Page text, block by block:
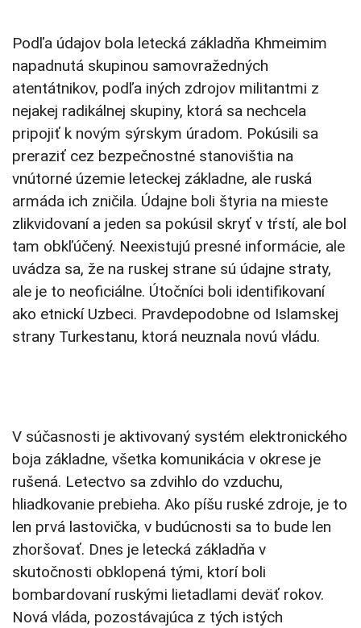
Podľa údajov bola letecká základňa Khmeimim
napadnutá skupinou samovražedných
atentátnikov, podľa iných zdrojov militantmi z
nejakej radikálnej skupiny, ktorá sa nechcela
pripojiť k novým sýrskym úradom. Pokúsili sa
preraziť cez bezpečnostné stanovištia na
vnútorné územie leteckej základne, ale ruská
armáda ich zničila. Údajne boli štyria na mieste
zlikvidovaní a jeden sa pokúsil skryť v tŕstí, ale bol
tam obkľúčený. Neexistujú presné informácie, ale
uvádza sa, že na ruskej strane sú údajne straty,
ale je to neoficiálne. Útočníci boli identifikovaní
ako etnickí Uzbeci. Pravdepodobne od Islamskej
strany Turkestanu, ktorá neuznala novú vládu.
V súčasnosti je aktivovaný systém elektronického
boja základne, všetka komunikácia v okrese je
rušená. Letectvo sa zdvihlo do vzduchu,
hliadkovanie prebieha. Ako píšu ruské zdroje, je to
len prvá lastovička, v budúcnosti sa to bude len
zhoršovať. Dnes je letecká základňa v
skutočnosti obklopená tými, ktorí boli
bombardovaní ruskými lietadlami deväť rokov.
Nová vláda, pozostávajúca z tých istých